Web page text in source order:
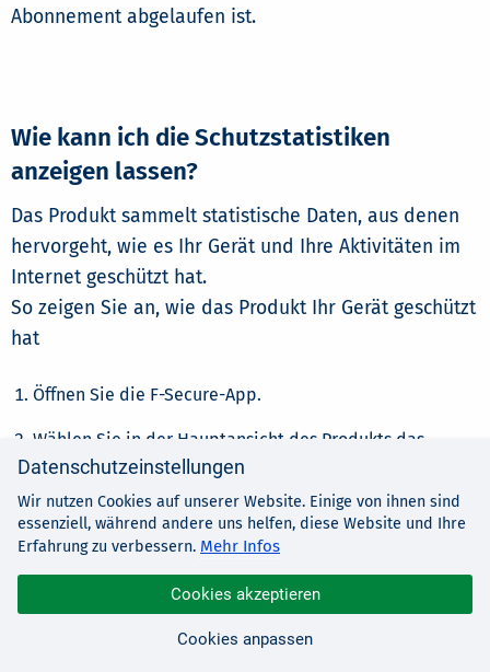
Abonnement abgelaufen ist.
Wie kann ich die Schutzstatistiken
anzeigen lassen?
Das Produkt sammelt statistische Daten, aus denen
hervorgeht, wie es Ihr Gerät und Ihre Aktivitäten im
Internet geschützt hat.
So zeigen Sie an, wie das Produkt Ihr Gerät geschützt
hat
Öffnen Sie die F-Secure-App.
Wählen Sie in der Hauptansicht des Produkts das
Profilsymbol
> Einstellungen aus.
Unter dem Bereich "Abonnement" wird Ihnen die
Statistik angezeigt.
"Viren- & Bedrohungsschutz"
den Zeitpunkt des letzten vollständigen Scans und
Datenschutzeinstellungen
Wir nutzen Cookies auf unserer Website. Einige von ihnen sind
essenziell, während andere uns helfen, diese Website und Ihre
Erfahrung zu verbessern. Mehr Infos
Cookies akzeptieren
Cookies anpassen